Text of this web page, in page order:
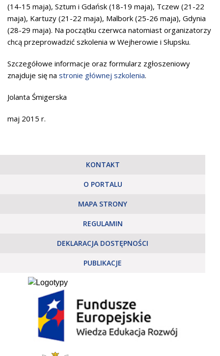
(14-15 maja), Sztum i Gdańsk (18-19 maja), Tczew (21-22
maja), Kartuzy (21-22 maja), Malbork (25-26 maja), Gdynia
(28-29 maja). Na początku czerwca natomiast organizatorzy
chcą przeprowadzić szkolenia w Wejherowie i Słupsku.
Szczegółowe informacje oraz formularz zgłoszeniowy
znajduje się na stronie głównej szkolenia.
Jolanta Śmigerska
maj 2015 r.
KONTAKT
O PORTALU
MAPA STRONY
REGULAMIN
DEKLARACJA DOSTĘPNOŚCI
PUBLIKACJE